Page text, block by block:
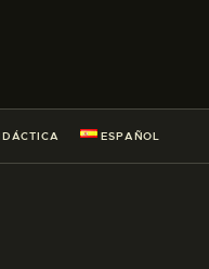
ESPAÑOL